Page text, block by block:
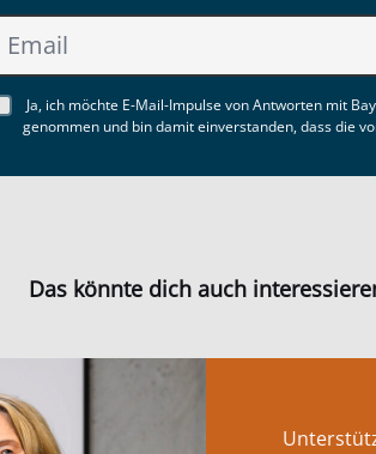
Ja, ich möchte E-Mail-Impulse von Antworten mit
genommen und bin damit einverstanden, dass die
Das könnte dich auch